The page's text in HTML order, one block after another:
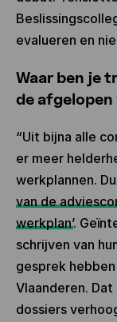
evalueren en
Waar ben je
de afgelopen
“Uit bijna alle
er meer
werkplannen.
van de
werkplan’.
schrijven van
gesprek
Vlaanderen.
dossiers